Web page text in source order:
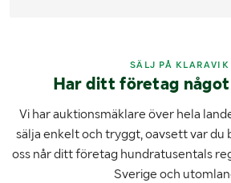
SÄLJ PÅ KLARAVIK
Har ditt företag
Vi har auktionsmäklare över hela
sälja enkelt och tryggt, oavsett var du
oss når ditt företag hundratusentals
Sverige och